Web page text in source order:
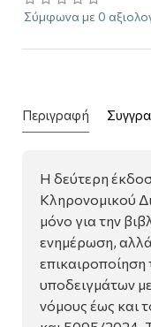
Σύμφωνα με 0
Περιγραφή
Η δεύτερη
Κληρονομικού
μόνο για την
ενημέρωση, αλλά
υποδειγμάτων
νόμους έως και